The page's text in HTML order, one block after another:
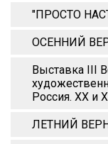
"ПРОСТО
ОСЕННИЙ
Выставка III
Россия. XX и
ЛЕТНИЙ